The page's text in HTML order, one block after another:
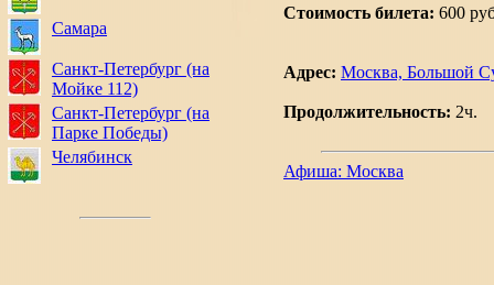
Самара
Санкт-Петербург (на
Мойке 112)
Санкт-Петербург (на
Парке Победы)
Челябинск
Стоимость билета: 600
Адрес: Москва, Большой
Продолжительность: 2ч.
Афиша: Москва